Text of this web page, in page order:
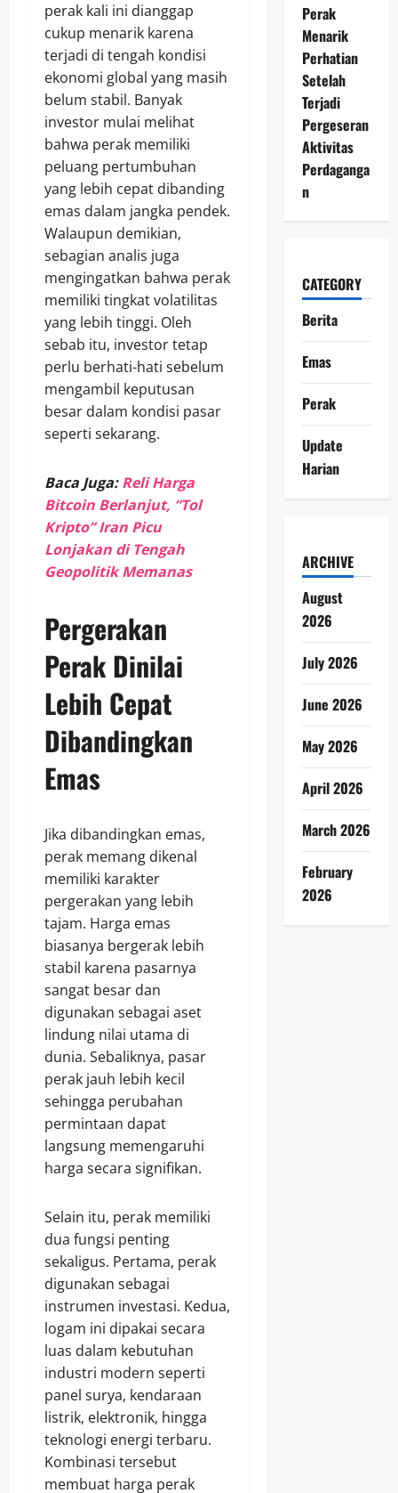
perak kali ini dianggap
cukup menarik karena
terjadi di tengah kondisi
ekonomi global yang masih
belum stabil. Banyak
investor mulai melihat
bahwa perak memiliki
peluang pertumbuhan
yang lebih cepat dibanding
emas dalam jangka pendek.
Walaupun demikian,
sebagian analis juga
mengingatkan bahwa perak
memiliki tingkat volatilitas
yang lebih tinggi. Oleh
sebab itu, investor tetap
perlu berhati-hati sebelum
mengambil keputusan
besar dalam kondisi pasar
seperti sekarang.
Baca Juga:Reli Harga
Bitcoin Berlanjut, “Tol
Kripto” Iran Picu
Lonjakan di Tengah
Geopolitik Memanas
Pergerakan
Perak Dinilai
Lebih Cepat
Dibandingkan
Emas
Jika dibandingkan emas,
perak memang dikenal
memiliki karakter
pergerakan yang lebih
tajam. Harga emas
biasanya bergerak lebih
stabil karena pasarnya
sangat besar dan
digunakan sebagai aset
lindung nilai utama di
dunia. Sebaliknya, pasar
perak jauh lebih kecil
sehingga perubahan
permintaan dapat
langsung memengaruhi
harga secara signifikan.
Selain itu, perak memiliki
dua fungsi penting
sekaligus. Pertama, perak
digunakan sebagai
instrumen investasi. Kedua,
logam ini dipakai secara
luas dalam kebutuhan
industri modern seperti
panel surya, kendaraan
listrik, elektronik, hingga
teknologi energi terbaru.
Kombinasi tersebut
membuat harga perak
Perak
Menarik
Perhatian
Setelah
Terjadi
Pergeseran
Aktivitas
Perdaganga
n
CATEGORY
Berita
Emas
Perak
Update
Harian
ARCHIVE
August
2026
July 2026
June 2026
May 2026
April 2026
March 2026
February
2026